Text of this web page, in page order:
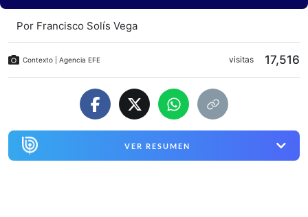
Por Francisco Solís Vega
Contexto | Agencia EFE visitas 17,516
VER RESUMEN